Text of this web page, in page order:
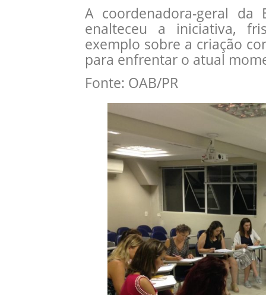
A coordenadora-geral da
enalteceu a iniciativa,
exemplo sobre a criação
para enfrentar o atual
Fonte: OAB/PR